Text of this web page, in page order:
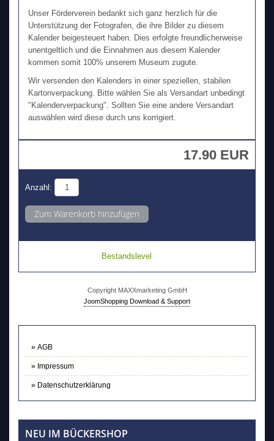
AGB
Impressum
Datenschutzerklärung
NEU IM BÜCKERSHOP
Unser Förderverein bedankt sich ganz herzlich für die
Unterstützung der Fotografen, die ihre Bilder zu diesem
Kalender beigesteuert haben. Dies erfolgte freundlicherweise
unentgeltlich und die Einnahmen aus diesem Kalender
kommen somit 100% unserem Museum zugute.
Wir versenden den Kalenders in einer speziellen, stabilen
Kartonverpackung. Bitte wählen Sie als Versandart unbedingt
"Kalenderverpackung". Sollten Sie eine andere Versandart
auswählen wird diese durch uns korrigiert.
17.90 EUR
Anzahl:
Bestandslevel
Copyright MAXXmarketing GmbH
JoomShopping Download & Support